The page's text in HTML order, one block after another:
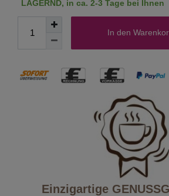
LAGERND, in ca. 2-3 Tage bei Ihnen
In den
Einzigartige